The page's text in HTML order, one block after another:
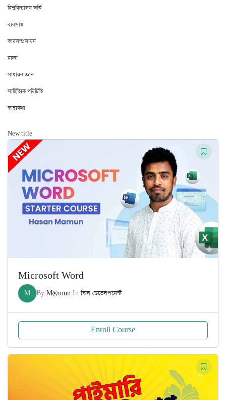
বিশ্ববিদ্যালয় ভর্তি
ব্যবসায়
ভাবসম্প্রসারন
রচনা
সাধারন জ্ঞান
সাহিত্যিক পরিচিতি
স্বাস্থ্যকথা
New title
Microsoft Word
M By M@mun Inস্কিল ডেভেলপমেন্ট
Enroll Course